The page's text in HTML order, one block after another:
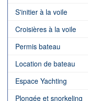
S'initier à la voile
Croisières à la voile
Permis bateau
Location de bateau
Espace Yachting
Plongée et snorkeling